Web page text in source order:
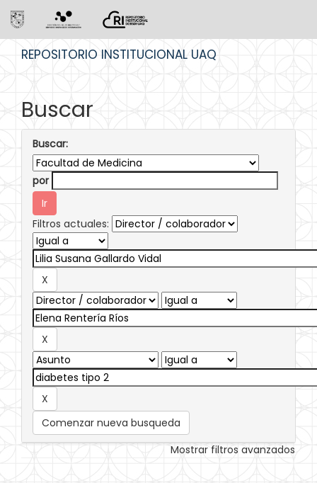
REPOSITORIO INSTITUCIONAL UAQ
Buscar
Buscar:
por
Filtros actuales:
Comenzar nueva busqueda
Mostrar filtros avanzados